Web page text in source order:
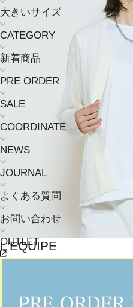
大きいサイズ
CATEGORY
新着商品
PRE ORDER
SALE
COORDINATE
NEWS
JOURNAL
よくある質問
お問い合わせ
OUTLET
L'EQUIPE
カーディガン(かーでぃがん)